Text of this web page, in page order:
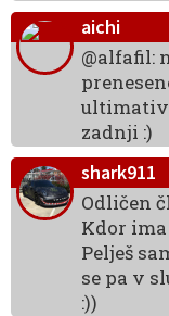
aichi
@alfafil:
zadnji :)
shark911
Odličen
Kdor
Pelješ
se pa v
:))